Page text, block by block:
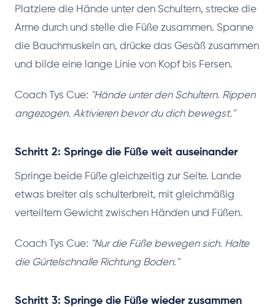
Platziere die Hände unter den Schultern, strecke die
Arme durch und stelle die Füße zusammen. Spanne
die Bauchmuskeln an, drücke das Gesäß zusammen
und bilde eine lange Linie von Kopf bis Fersen.
Coach Tys Cue: "Hände unter den Schultern. Rippen
angezogen. Aktivieren bevor du dich bewegst."
Schritt 2: Springe die Füße weit auseinander
Springe beide Füße gleichzeitig zur Seite. Lande
etwas breiter als schulterbreit, mit gleichmäßig
verteiltem Gewicht zwischen Händen und Füßen.
Coach Tys Cue: "Nur die Füße bewegen sich. Halte
die Gürtelschnalle Richtung Boden."
Schritt 3: Springe die Füße wieder zusammen